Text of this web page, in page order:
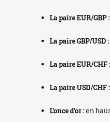
La paire EUR/GBP :
La paire GBP/USD :
La paire EUR/CHF :
La paire USD/CHF :
L'once d'or :en